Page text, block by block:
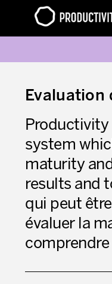
Evaluation
Productivity
system
maturity
results and
qui peut
évaluer la
comprendre